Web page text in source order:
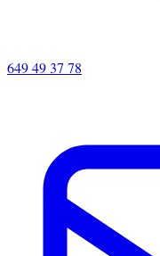
649 49 37 78